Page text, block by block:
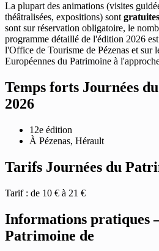
La plupart des animations (visites
théâtralisées, expositions) sont gratuites
sont sur réservation obligatoire, le
programme détaillé de l'édition 2026
l'Office de Tourisme de Pézenas et sur
Européennes du Patrimoine à
Temps forts Journées
2026
12e édition
À Pézenas, Hérault
Tarifs Journées du
Tarif : de 10 € à 21 €
Informations pratiques
Patrimoine de